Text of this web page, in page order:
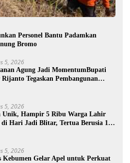
Personel Bantu Padamkan
Bromo
5, 2026
Agung Jadi MomentumBupati
Tegaskan Pembangunan
5, 2026
Unik, Hampir 5 Ribu Warga Lahir
di Hari Jadi Blitar, Tertua Berusia 108
5, 2026
Kebumen Gelar Apel untuk Perkuat